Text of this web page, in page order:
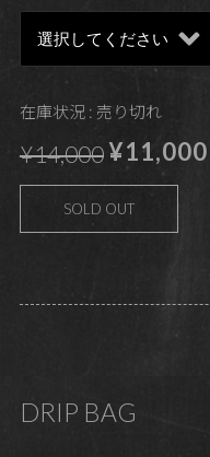
在庫状況 : 売り切れ
¥14,000¥11,000
SOLD OUT
DRIP BAG